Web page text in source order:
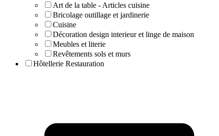
Art de la table - Articles cuisine
Bricolage outillage et jardinerie
Cuisine
Décoration design interieur et linge de maison
Meubles et literie
Revêtements sols et murs
Hôtellerie Restauration